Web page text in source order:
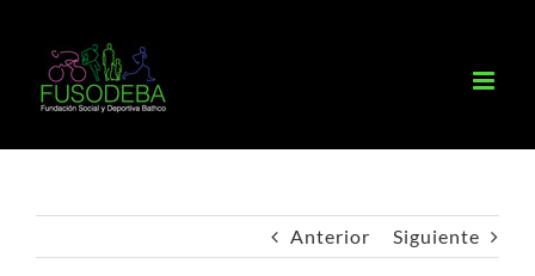
contenido
Anterior Siguiente